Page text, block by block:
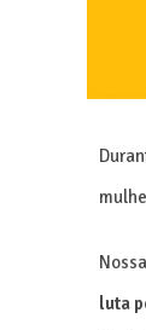
luta